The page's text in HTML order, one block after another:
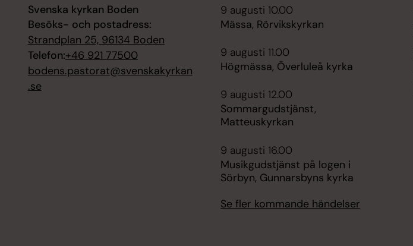
Svenska kyrkan Boden
Besöks- och postadress:
Strandplan 25, 96134 Boden
Telefon:+46 921 77500
bodens.pastorat@svenskakyrkan
.se
9 augusti 10.00
Mässa, Rörvikskyrkan
9 augusti 11.00
Högmässa, Överluleå kyrka
9 augusti 12.00
Sommargudstjänst,
Matteuskyrkan
9 augusti 16.00
Musikgudstjänst på logen i
Sörbyn, Gunnarsbyns kyrka
Se fler kommande händelser